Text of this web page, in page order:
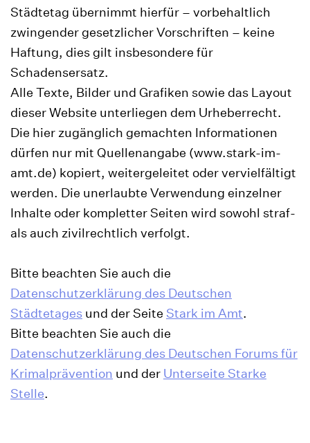
Städtetag übernimmt hierfür – vorbehaltlich
zwingender gesetzlicher Vorschriften – keine
Haftung, dies gilt insbesondere für
Schadensersatz.
Alle Texte, Bilder und Grafiken sowie das Layout
dieser Website unterliegen dem Urheberrecht.
Die hier zugänglich gemachten Informationen
dürfen nur mit Quellenangabe (www.stark-im-
amt.de) kopiert, weitergeleitet oder vervielfältigt
werden. Die unerlaubte Verwendung einzelner
Inhalte oder kompletter Seiten wird sowohl straf-
als auch zivilrechtlich verfolgt.
Bitte beachten Sie auch die
Datenschutzerklärung des Deutschen
Städtetages und der Seite Stark im Amt.
Bitte beachten Sie auch die
Datenschutzerklärung des Deutschen Forums für
Krimalprävention und der Unterseite Starke
Stelle.